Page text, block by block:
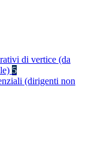
di vertice (da
5
(dirigenti non